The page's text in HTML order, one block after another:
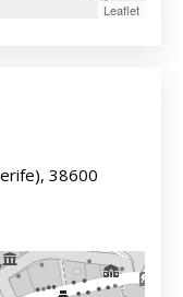
Leaflet
38600